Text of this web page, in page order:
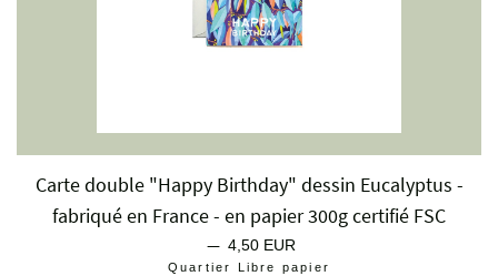
Carte double "Happy Birthday" dessin Eucalyptus -
fabriqué en France - en papier 300g certifié FSC
— Prix régulier
4,50 EUR
Quartier Libre papier